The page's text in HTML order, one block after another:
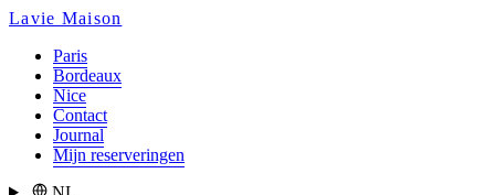
Lavie Maison
Paris
Bordeaux
Nice
Contact
Journal
Mijn reserveringen